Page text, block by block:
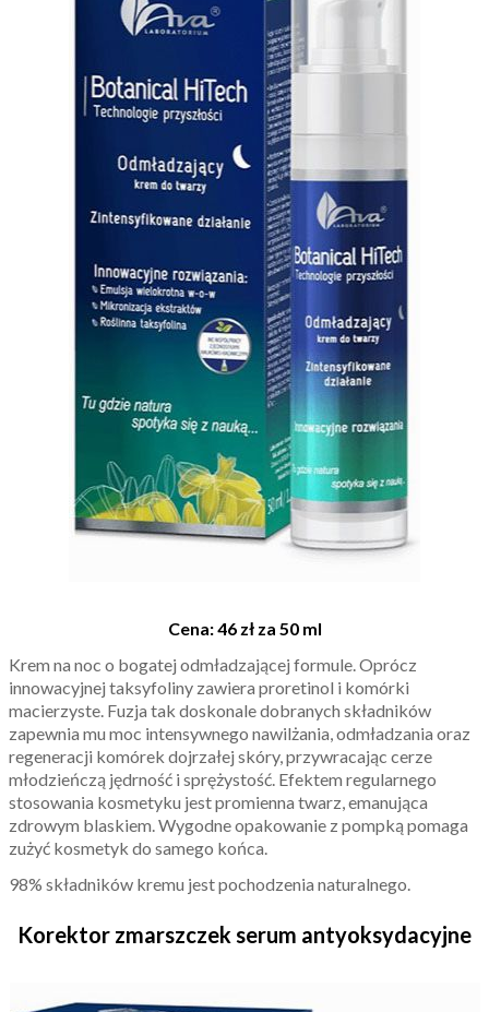
Cena: 46 zł za 50 ml
Krem na noc o bogatej odmładzającej formule. Oprócz
innowacyjnej taksyfoliny zawiera proretinol i komórki
macierzyste. Fuzja tak doskonale dobranych składników
zapewnia mu moc intensywnego nawilżania, odmładzania oraz
regeneracji komórek dojrzałej skóry, przywracając cerze
młodzieńczą jędrność i sprężystość. Efektem regularnego
stosowania kosmetyku jest promienna twarz, emanująca
zdrowym blaskiem. Wygodne opakowanie z pompką pomaga
zużyć kosmetyk do samego końca.
98% składników kremu jest pochodzenia naturalnego.
Korektor zmarszczek serum antyoksydacyjne